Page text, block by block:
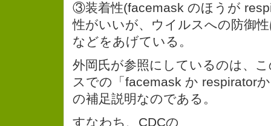
③装着性(facemask のほうが
性がいいが、ウイルスへの防御
などをあげている。
外岡氏が参照にしているのは、
スでの「facemask か respirator
の補足説明なのである。
すなわち、CDCの